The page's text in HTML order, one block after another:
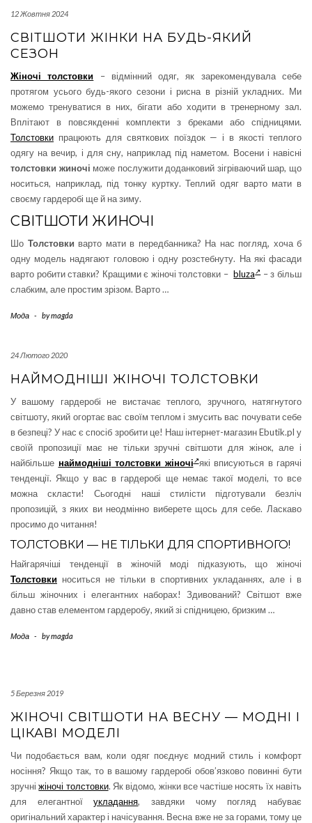
12 Жовтня 2024
СВІТШОТИ ЖІНКИ НА БУДЬ-ЯКИЙ
СЕЗОН
Жіночі толстовки – відмінний одяг, як зарекомендувала себе
протягом усього будь-якого сезони і рисна в різній укладних. Ми
можемо тренуватися в них, бігати або ходити в тренерному зал.
Вплітают в повсякденні комплекти з бреками або спідницями.
Толстовки працюють для святкових поїздок — і в якості теплого
одягу на вечир, і для сну, наприклад під наметом. Восени і навісні
толстовки жиночі може послужити доданковий зігріваючий шар, що
носиться, наприклад, під тонку куртку. Теплий одяг варто мати в
своєму гардеробі ще й на зиму.
СВІТШОТИ ЖИНОЧІ
Шо Толстовки варто мати в передбанника? На нас погляд, хоча б
одну модель надягают головою і одну розстебнуту. На які фасади
варто робити ставки? Кращими є жіночі толстовки –bluza – з більш
слабким, але простим зрізом. Варто …
Мода - bymagda
24 Лютого 2020
НАЙМОДНІШІ ЖІНОЧІ ТОЛСТОВКИ
У вашому гардеробі не вистачає теплого, зручного, натягнутого
світшоту, який огортає вас своїм теплом і змусить вас почувати себе
в безпеці? У нас є спосіб зробити це! Наш інтернет-магазин Ebutik.pl у
своїй пропозиції має не тільки зручні світшоти для жінок, але і
найбільше наймодніші толстовки жіночі які вписуються в гарячі
тенденції. Якщо у вас в гардеробі ще немає такої моделі, то все
можна скласти! Сьогодні наші стилісти підготували безліч
пропозицій, з яких ви неодмінно виберете щось для себе. Ласкаво
просимо до читання!
ТОЛСТОВКИ — НЕ ТІЛЬКИ ДЛЯ СПОРТИВНОГО!
Найгарячіші тенденції в жіночій моді підказують, що жіночі
Толстовки носиться не тільки в спортивних укладаннях, але і в
більш жіночних і елегантних наборах! Здивований? Світшот вже
давно став елементом гардеробу, який зі спідницею, бризким …
Мода - bymagda
5 Березня 2019
ЖІНОЧІ СВІТШОТИ НА ВЕСНУ — МОДНІ І
ЦІКАВІ МОДЕЛІ
Чи подобається вам, коли одяг поєднує модний стиль і комфорт
носіння? Якщо так, то в вашому гардеробі обов’язково повинні бути
зручніжіночі толстовки. Як відомо, жінки все частіше носять їх навіть
для елегантноїукладання, завдяки чому погляд набуває
оригінальний характер і начісування. Весна вже не за горами, тому це